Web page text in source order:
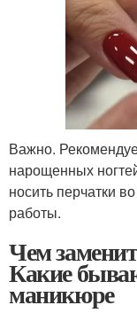
Важно.
нарощенных
носить перчатки
работы.
Чем
Какие
маникюре